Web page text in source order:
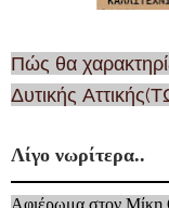
Πώς θα
Δυτικής
Λίγο νωρίτερα..